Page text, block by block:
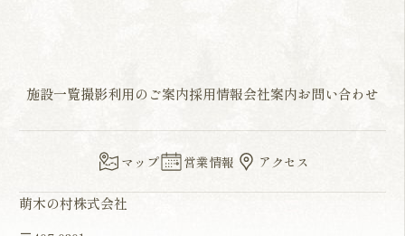
施設一覧撮影利用のご案内採用情報会社案内お問い合わせ
マップ 営業情報 アクセス
萌木の村株式会社